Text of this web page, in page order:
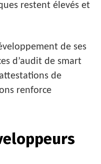
restent élevés et
de ses
d’audit de smart
de
renforce